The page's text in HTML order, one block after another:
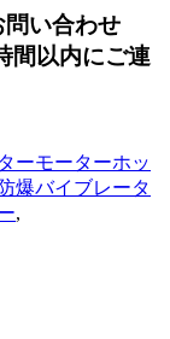
い合わせ
間以内にご連
ーモーターホッ
防爆バイブレータ
,